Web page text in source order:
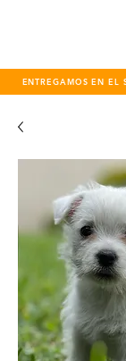
ENTREGAMOS EN EL